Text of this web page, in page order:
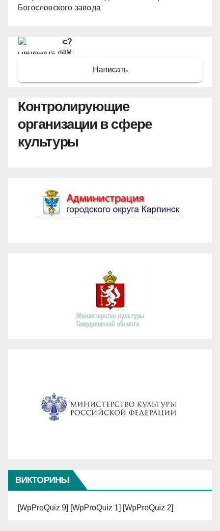
Богословского завода
Есть вопрос?
Напишите нам
Написать
Контролирующие
организации в сфере
культуры
ВИКТОРИНЫ
[WpProQuiz 9] [WpProQuiz 1] [WpProQuiz 2]